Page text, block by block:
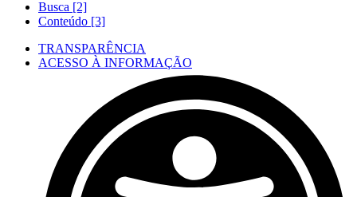
Busca [2]
Conteúdo [3]
TRANSPARÊNCIA
ACESSO À INFORMAÇÃO